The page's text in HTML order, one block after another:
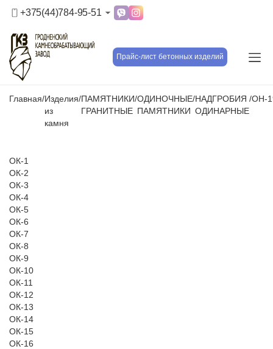
+375(44)784-95-51
Прайс-лист бетонных изделий
Главная/Изделия
из
камня
/ПАМЯТНИКИ
ГРАНИТНЫЕ
/ОДИНОЧНЫЕ
ПАМЯТНИКИ
/НАДГРОБИЯ
ОДИНАРНЫЕ
/ОН-
ОК-1
ОК-2
ОК-3
ОК-4
ОК-5
ОК-6
ОК-7
ОК-8
ОК-9
ОК-10
ОК-11
ОК-12
ОК-13
ОК-14
ОК-15
ОК-16